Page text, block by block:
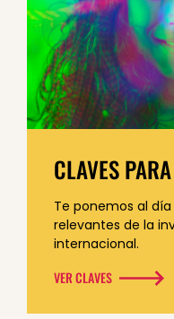
CLAVES
Te ponemos al
relevantes de la
internacional.
VER CLAVES